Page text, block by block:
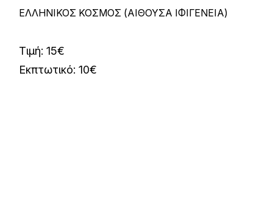
ΕΛΛΗΝΙΚΟΣ ΚΟΣΜΟΣ (ΑΙΘΟΥΣΑ ΙΦΙΓΕΝΕΙΑ)
Τιμή: 15€
Εκπτωτικό: 10€